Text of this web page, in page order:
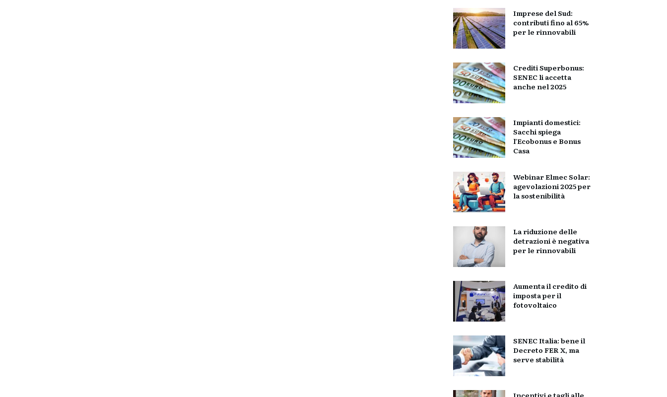
Imprese del Sud:
contributi fino al 65%
per le rinnovabili
Crediti Superbonus:
SENEC li accetta
anche nel 2025
Impianti domestici:
Sacchi spiega
l’Ecobonus e Bonus
Casa
Webinar Elmec Solar:
agevolazioni 2025 per
la sostenibilità
La riduzione delle
detrazioni è negativa
per le rinnovabili
Aumenta il credito di
imposta per il
fotovoltaico
SENEC Italia: bene il
Decreto FER X, ma
serve stabilità
Incentivi e tagli alle